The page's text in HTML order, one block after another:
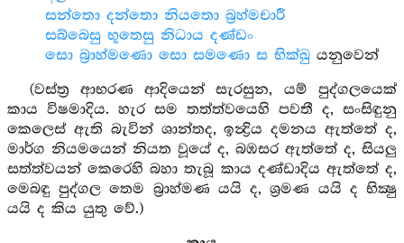
සන්තො දන්තො නියතො බ්‍රහ්මචාරී
සබ්බෙසු භූතෙසු නිධාය දණ්ඩං
සො බ්‍රාහ්මණො සො සමණො ස භික්ඛු යනුවෙන්
(වස්ත්‍ර ආභරණ ආදියෙන් සැරසුන, යම් පුද්ගලයෙක්
කාය විෂමාදිය. හැර සම තත්ත්වයෙහි පවතී ද, සංසිඳුනු
කෙලෙස් ඇති බැවින් ශාන්තද, ඉන්‍ද්‍රිය දමනය ඇත්තේ ද,
මාර්ග නියමයෙන් නියත වූයේ ද, බඹසර ඇත්තේ ද, සියලු
සත්ත්වයන් කෙරෙහි බහා තැබූ කාය දණ්ඩාදිය ඇත්තේ ද,
මෙබඳු පුද්ගල තෙම බ්‍රාහ්මණ යයි ද, ශ්‍රමණ යයි ද භික්‍ෂු
යයි ද කිය යුතු වේ.)